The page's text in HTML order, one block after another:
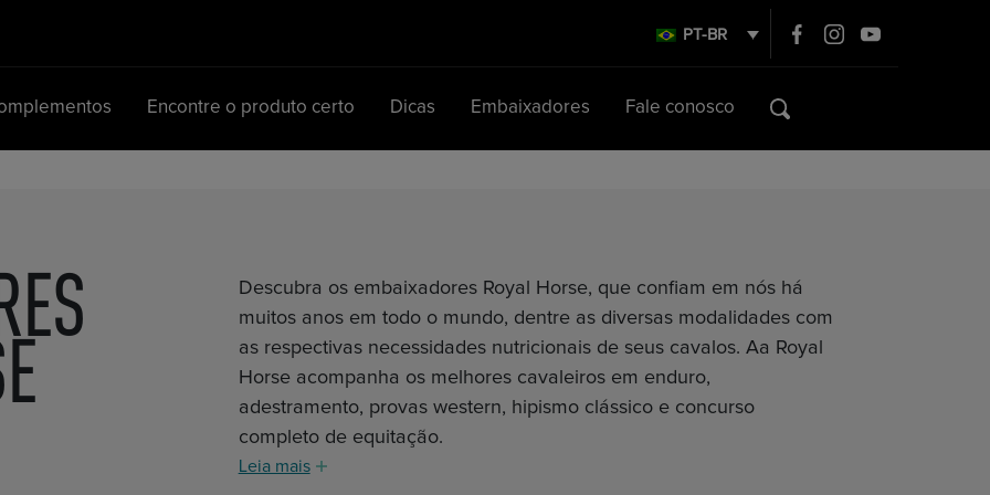
PT-BR
Encontre o produto certo Dicas Embaixadores Fale conosco
Descubra os embaixadores Royal Horse, que confiam em nós há
muitos anos em todo o mundo, dentre as diversas modalidades com
as respectivas necessidades nutricionais de seus cavalos. Aa Royal
Horse acompanha os melhores cavaleiros em enduro,
adestramento, provas western, hipismo clássico e concurso
completo de equitação.
Leia mais